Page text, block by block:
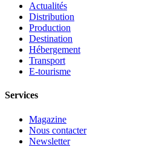
Actualités
Distribution
Production
Destination
Hébergement
Transport
E-tourisme
Services
Magazine
Nous contacter
Newsletter